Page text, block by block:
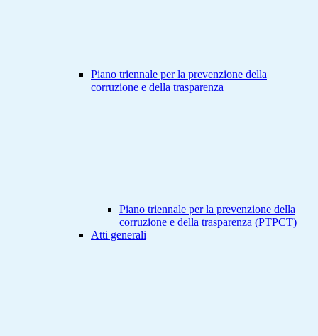
Piano triennale per la prevenzione della
corruzione e della trasparenza
Piano triennale per la prevenzione della
corruzione e della trasparenza (PTPCT)
Atti generali